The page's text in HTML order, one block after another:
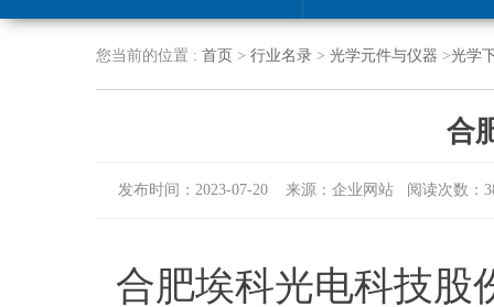
您当前的位置 : 首页 > 行业名录> 光学元件与仪器 >光学
合
发布时间：2023-07-20 来源：企业网站 阅读次数：
合肥埃科光电科技股